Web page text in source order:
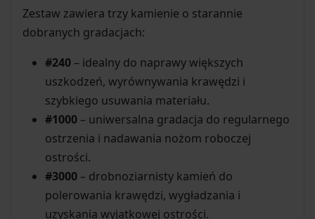
Zestaw zawiera trzy kamienie o starannie
dobranych gradacjach:
#240 – idealny do naprawy większych
uszkodzeń, wyrównywania krawędzi i
szybkiego usuwania materiału.
#1000 – uniwersalna gradacja do regularnego
ostrzenia i nadawania nożom roboczej
ostrości.
#3000 – drobnoziarnisty kamień do
polerowania krawędzi, wygładzania i
uzyskania wyjątkowej ostrości.